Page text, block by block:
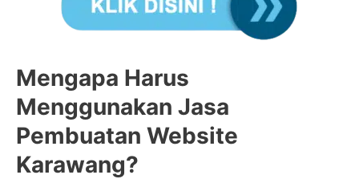
Mengapa Harus
Menggunakan Jasa
Pembuatan Website
Karawang?